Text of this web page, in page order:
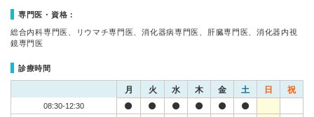
専門医・資格：
総合内科専門医、リウマチ専門医、消化器病専門医、肝臓専門医、消化器内視
鏡専門医
診療時間
月 火 水 木 金 土 日 祝
08:30-12:30